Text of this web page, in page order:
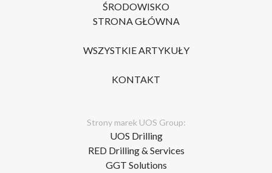
ŚRODOWISKO
STRONA GŁÓWNA
WSZYSTKIE ARTYKUŁY
KONTAKT
Strony marek UOS Group:
UOS Drilling
RED Drilling & Services
GGT Solutions